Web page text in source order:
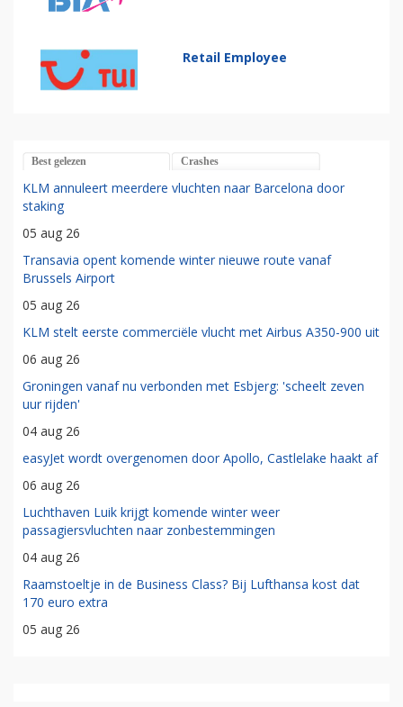
Retail Employee
Best gelezen Crashes
KLM annuleert meerdere vluchten naar Barcelona door
staking
05 aug 26
Transavia opent komende winter nieuwe route vanaf
Brussels Airport
05 aug 26
KLM stelt eerste commerciële vlucht met Airbus A350-900 uit
06 aug 26
Groningen vanaf nu verbonden met Esbjerg: 'scheelt zeven
uur rijden'
04 aug 26
easyJet wordt overgenomen door Apollo, Castlelake haakt af
06 aug 26
Luchthaven Luik krijgt komende winter weer
passagiersvluchten naar zonbestemmingen
04 aug 26
Raamstoeltje in de Business Class? Bij Lufthansa kost dat
170 euro extra
05 aug 26